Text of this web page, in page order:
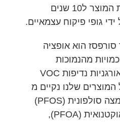
אנחנו מתחייבים לאיכות המוצר ל10 שנים
גופי פיקוח עצמאיים.
הוא אופציה
מהנמוכות
בתעשייה של תרכובות אורגניות נדיפות VOC
שלנו נקיים מ
פרפלואורו -1 אוקטן חומצה סולפונית (PFOS)
וחומצה פרפלואורו- n אוקטנואית (PFOA),